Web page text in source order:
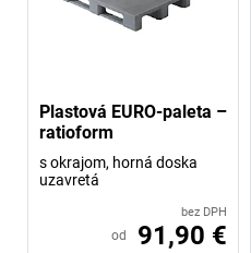
Plastová EURO-paleta –
ratioform
s okrajom, horná doska
uzavretá
bez DPH
od 91,90 €